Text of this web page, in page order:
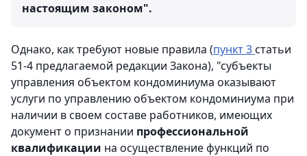
настоящим законом".
Однако, как требуют новые правила (пункт 3статьи
51-4 предлагаемой редакции Закона), "субъекты
управления объектом кондоминиума оказывают
услуги по управлению объектом кондоминиума при
наличии в своем составе работников, имеющих
документ о признании профессиональной
квалификации на осуществление функций по